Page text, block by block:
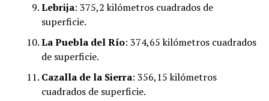
Lebrija: 375,2 kilómetros cuadrados de
superficie.
La Puebla del Río: 374,65 kilómetros cuadrados
de superficie.
​Cazalla de la Sierra: 356,15 kilómetros
cuadrados de superficie.